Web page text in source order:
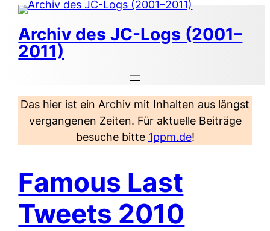
Zum
Inhalt
springen
Archiv des JC-Logs (2001–
2011)
Das hier ist ein Archiv mit Inhalten aus längst
vergangenen Zeiten. Für aktuelle Beiträge
besuche bitte 1ppm.de!
Famous Last
Tweets 2010